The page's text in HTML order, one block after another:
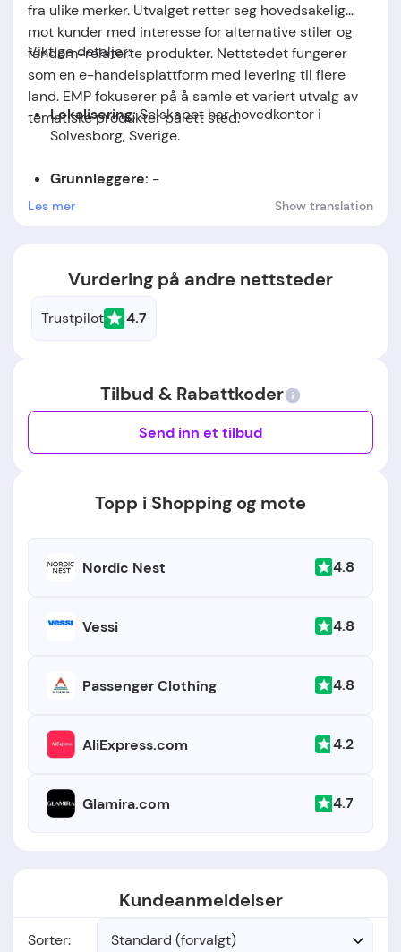
fra ulike merker. Utvalget retter seg hovedsakelig
mot kunder med interesse for alternative stiler og
fandom-relaterte produkter. Nettstedet fungerer
som en e-handelsplattform med levering til flere
land. EMP fokuserer på å samle et variert utvalg av
tematiske produkter på ett sted.
Viktige detaljer:
Lokalisering:Selskapet har hovedkontor i
Sölvesborg, Sverige.
Grunnleggere: -
Les mer Show translation
Vurdering på andre nettsteder
Trustpilot 4.7
Tilbud & Rabattkoder
Send inn et tilbud
Topp i Shopping og mote
Nordic Nest 4.8
Vessi 4.8
Passenger Clothing 4.8
AliExpress.com 4.2
Glamira.com 4.7
Kundeanmeldelser
Sorter: Standard (forvalgt)